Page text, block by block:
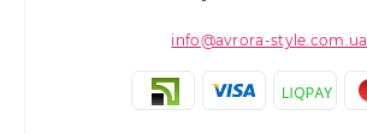
info@avrora-style.com.ua